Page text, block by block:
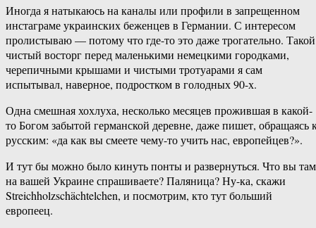
Иногда я натыкаюсь на каналы или профили в запрещенном
инстаграме украинских беженцев в Германии. С интересом
пролистываю — потому что где-то это даже трогательно. Такой
чистый восторг перед маленькими немецкими городками,
черепичными крышами и чистыми тротуарами я сам
испытывал, наверное, подростком в голодных 90-х.
Одна смешная хохлуха, несколько месяцев прожившая в какой-
то Богом забытой германской деревне, даже пишет, обращаясь
русским: «да как вы смеете чему-то учить нас, европейцев?».
И тут бы можно было кинуть понты и развернуться. Что вы там
на вашей Украине спрашиваете? Паляница? Ну-ка, скажи
Streichholzschächtelchen, и посмотрим, кто тут больший
европеец.